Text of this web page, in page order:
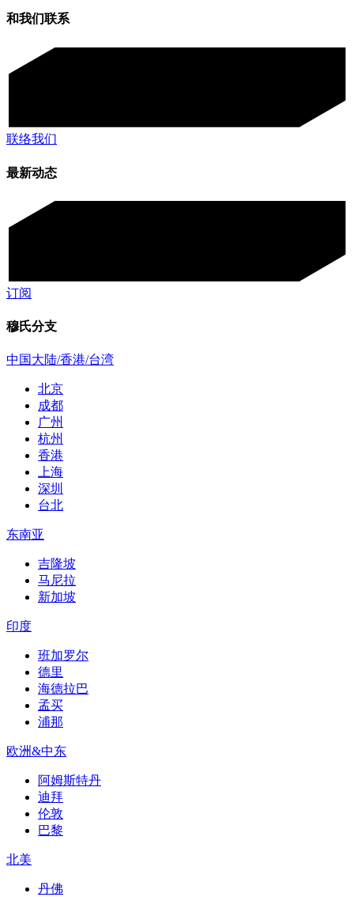
和我们联系
联络我们
最新动态
订阅
穆氏分支
中国大陆/香港/台湾
北京
成都
广州
杭州
香港
上海
深圳
台北
东南亚
吉隆坡
马尼拉
新加坡
印度
班加罗尔
德里
海德拉巴
孟买
浦那
欧洲&中东
阿姆斯特丹
迪拜
伦敦
巴黎
北美
丹佛